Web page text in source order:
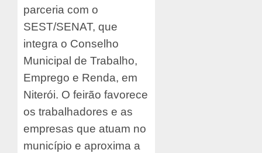
parceria com o
SEST/SENAT, que
integra o Conselho
Municipal de Trabalho,
Emprego e Renda, em
Niterói. O feirão favorece
os trabalhadores e as
empresas que atuam no
município e aproxima a